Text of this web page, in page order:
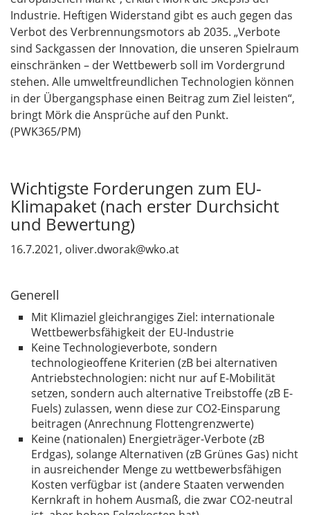
Industrie. Heftigen Widerstand gibt es auch gegen das
Verbot des Verbrennungsmotors ab 2035. „Verbote
sind Sackgassen der Innovation, die unseren Spielraum
einschränken – der Wettbewerb soll im Vordergrund
stehen. Alle umweltfreundlichen Technologien können
in der Übergangsphase einen Beitrag zum Ziel leisten“,
bringt Mörk die Ansprüche auf den Punkt.
(PWK365/PM)
Wichtigste Forderungen zum EU-
Klimapaket (nach erster Durchsicht
und Bewertung)
16.7.2021, oliver.dworak@wko.at
Generell
Mit Klimaziel gleichrangiges Ziel: internationale
Wettbewerbsfähigkeit der EU-Industrie
Keine Technologieverbote, sondern
technologieoffene Kriterien (zB bei alternativen
Antriebstechnologien: nicht nur auf E-Mobilität
setzen, sondern auch alternative Treibstoffe (zB E-
Fuels) zulassen, wenn diese zur CO2-Einsparung
beitragen (Anrechnung Flottengrenzwerte)
Keine (nationalen) Energieträger-Verbote (zB
Erdgas), solange Alternativen (zB Grünes Gas) nicht
in ausreichender Menge zu wettbewerbsfähigen
Kosten verfügbar ist (andere Staaten verwenden
Kernkraft in hohem Ausmaß, die zwar CO2-neutral